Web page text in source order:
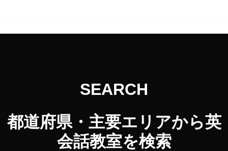
SEARCH
都道府県・主要エリアから英
会話教室を検索